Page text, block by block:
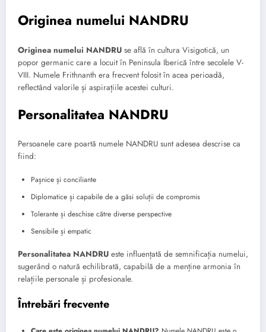
Originea numelui NANDRU
Originea numelui NANDRU se află în cultura Visigotică, un
popor germanic care a locuit în Peninsula Iberică între secolele V-
VIII. Numele Frithnanth era frecvent folosit în acea perioadă,
reflectând valorile și aspirațiile acestei culturi.
Personalitatea NANDRU
Persoanele care poartă numele NANDRU sunt adesea descrise ca
fiind:
Pașnice și conciliante
Diplomatice și capabile de a găsi soluții de compromis
Tolerante și deschise către diverse perspective
Sensibile și empatic
Personalitatea NANDRU este influențată de semnificația numelui,
sugerând o natură echilibrată, capabilă de a menține armonia în
relațiile personale și profesionale.
Întrebări frecvente